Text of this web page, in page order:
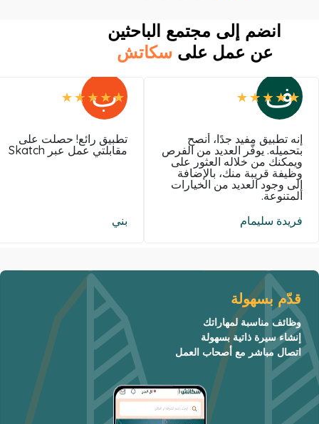
انضم إلى مجتمع الباحثين
عن عمل علىسكاتش
ف
إنه تطبيق مفيد جدًا، أنصح
بتحميله. يوفّر العديد من الفرص
ويمكنك من خلاله العثور على
وظيفة قريبة منك، بالإضافة
إلى وجود العديد من الخيارات
المتنوعة.
فريدة سليمام
ب
تطبيق رائع! حصلت على
مقابلتي عمل عبر Skatch
بني
قدّم بسهولة
وظائف مناسبة لمهاراتك
إنشاء سيرة ذاتية بسهولة
اتصال مباشر مع أصحاب العمل